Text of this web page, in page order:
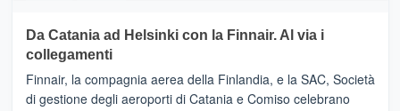
tappe
dell’enoturismo
RANDAZZO
–
Ci
siamo
Da Catania ad Helsinki con la Finnair. Al via i
collegamenti
Finnair, la compagnia aerea della Finlandia, e la SAC, Società
di gestione degli aeroporti di Catania e Comiso celebrano